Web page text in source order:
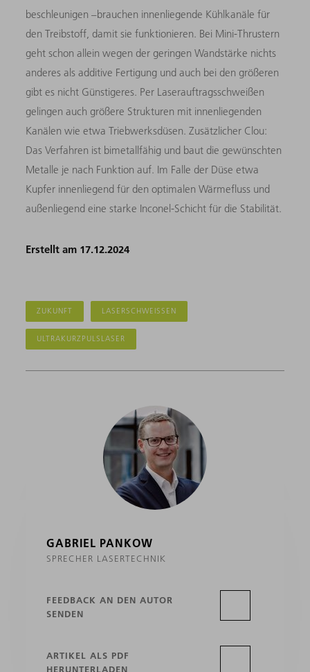
beschleunigen –brauchen innenliegende Kühlkanäle für
den Treibstoff, damit sie funktionieren. Bei Mini-Thrustern
geht schon allein wegen der geringen Wandstärke nichts
anderes als additive Fertigung und auch bei den größeren
gibt es nicht Günstigeres. Per Laserauftragsschweißen
gelingen auch größere Strukturen mit innenliegenden
Kanälen wie etwa Triebwerksdüsen. Zusätzlicher Clou:
Das Verfahren ist bimetallfähig und baut die gewünschten
Metalle je nach Funktion auf. Im Falle der Düse etwa
Kupfer innenliegend für den optimalen Wärmefluss und
außenliegend eine starke Inconel-Schicht für die Stabilität.
Erstellt am 17.12.2024
ZUKUNFT LASERSCHWEISSEN
ULTRAKURZPULSLASER
GABRIEL PANKOW
SPRECHER LASERTECHNIK
FEEDBACK AN DEN AUTOR
SENDEN
ARTIKEL ALS PDF
HERUNTERLADEN